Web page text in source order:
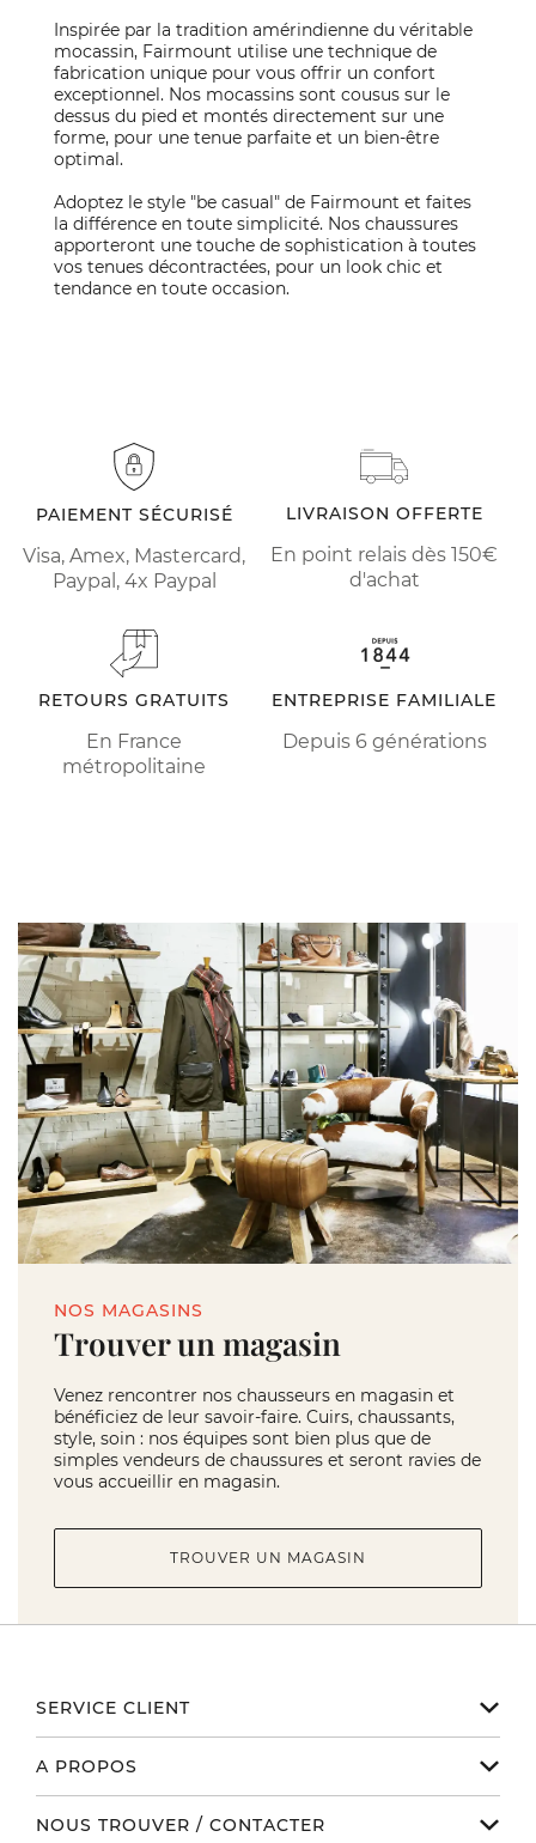
Inspirée par la tradition amérindienne du véritable
mocassin, Fairmount utilise une technique de
fabrication unique pour vous offrir un confort
exceptionnel. Nos mocassins sont cousus sur le
dessus du pied et montés directement sur une
forme, pour une tenue parfaite et un bien-être
optimal.
Adoptez le style "be casual" de Fairmount et faites
la différence en toute simplicité. Nos chaussures
apporteront une touche de sophistication à toutes
vos tenues décontractées, pour un look chic et
tendance en toute occasion.
PAIEMENT SÉCURISÉ
Visa, Amex, Mastercard,
Paypal, 4x Paypal
LIVRAISON OFFERTE
En point relais dès 150€
d'achat
RETOURS GRATUITS
En France
métropolitaine
ENTREPRISE FAMILIALE
Depuis 6 générations
NOS MAGASINS
Trouver un magasin
Venez rencontrer nos chausseurs en magasin et
bénéficiez de leur savoir-faire. Cuirs, chaussants,
style, soin : nos équipes sont bien plus que de
simples vendeurs de chaussures et seront ravies de
vous accueillir en magasin.
TROUVER UN MAGASIN
SERVICE CLIENT
de 9h à 17h du lundi au vendredi
Email serviceclient@manbow.fr
Téléphone01 78 35 10 20
A PROPOS
Nos engagements
NOUS TROUVER / CONTACTER